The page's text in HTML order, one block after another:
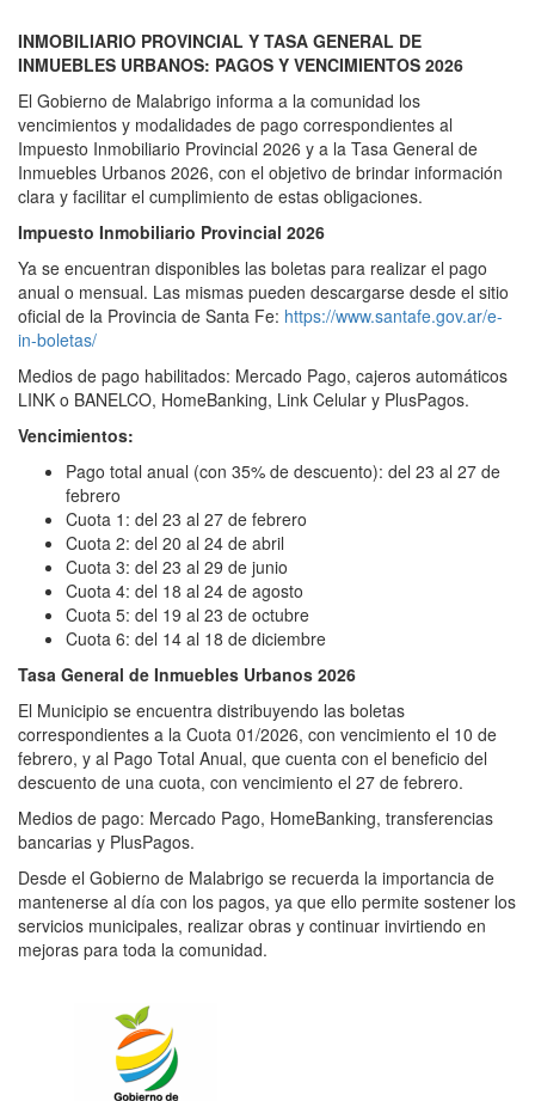
INMOBILIARIO PROVINCIAL Y TASA GENERAL DE
INMUEBLES URBANOS: PAGOS Y VENCIMIENTOS 2026
El Gobierno de Malabrigo informa a la comunidad los
vencimientos y modalidades de pago correspondientes al
Impuesto Inmobiliario Provincial 2026 y a la Tasa General de
Inmuebles Urbanos 2026, con el objetivo de brindar información
clara y facilitar el cumplimiento de estas obligaciones.
Impuesto Inmobiliario Provincial 2026
Ya se encuentran disponibles las boletas para realizar el pago
anual o mensual. Las mismas pueden descargarse desde el sitio
oficial de la Provincia de Santa Fe: https://www.santafe.gov.ar/e-
in-boletas/
Medios de pago habilitados: Mercado Pago, cajeros automáticos
LINK o BANELCO, HomeBanking, Link Celular y PlusPagos.
Vencimientos:
Pago total anual (con 35% de descuento): del 23 al 27 de
febrero
Cuota 1: del 23 al 27 de febrero
Cuota 2: del 20 al 24 de abril
Cuota 3: del 23 al 29 de junio
Cuota 4: del 18 al 24 de agosto
Cuota 5: del 19 al 23 de octubre
Cuota 6: del 14 al 18 de diciembre
Tasa General de Inmuebles Urbanos 2026
El Municipio se encuentra distribuyendo las boletas
correspondientes a la Cuota 01/2026, con vencimiento el 10 de
febrero, y al Pago Total Anual, que cuenta con el beneficio del
descuento de una cuota, con vencimiento el 27 de febrero.
Medios de pago: Mercado Pago, HomeBanking, transferencias
bancarias y PlusPagos.
Desde el Gobierno de Malabrigo se recuerda la importancia de
mantenerse al día con los pagos, ya que ello permite sostener los
servicios municipales, realizar obras y continuar invirtiendo en
mejoras para toda la comunidad.